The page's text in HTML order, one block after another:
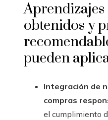
Aprendizajes
obtenidos y
pueden
Integración de
compras
el cumplimiento